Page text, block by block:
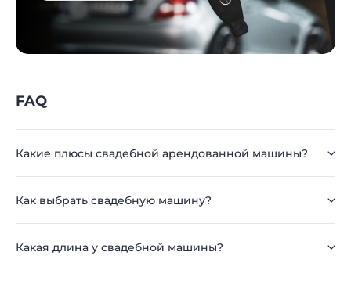
FAQ
Какие плюсы свадебной арендованной машины?
Как выбрать свадебную машину?
Какая длина у свадебной машины?